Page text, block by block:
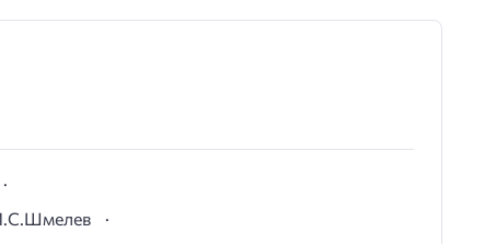
И.С.Шмелев